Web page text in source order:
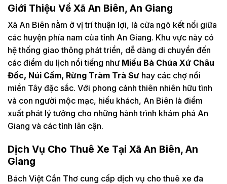
Giới Thiệu Về Xã An Biên, An Giang
Xã An Biên nằm ở vị trí thuận lợi, là cửa ngõ kết nối giữa
các huyện phía nam của tỉnh An Giang. Khu vực này có
hệ thống giao thông phát triển, dễ dàng di chuyển đến
các điểm du lịch nổi tiếng như Miếu Bà Chúa Xứ Châu
Đốc, Núi Cấm, Rừng Tràm Trà Sư hay các chợ nổi
miền Tây đặc sắc. Với phong cảnh thiên nhiên hữu tình
và con người mộc mạc, hiếu khách, An Biên là điểm
xuất phát lý tưởng cho những hành trình khám phá An
Giang và các tỉnh lân cận.
Dịch Vụ Cho Thuê Xe Tại Xã An Biên, An
Giang
Bách Việt Cần Thơ cung cấp dịch vụ cho thuê xe đa